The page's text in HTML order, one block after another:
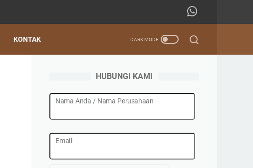
KONTAK
HUBUNGI KAMI
Nama Anda / Nama Perusahaan
Email